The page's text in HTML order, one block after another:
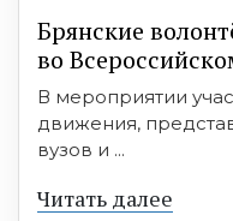
Брянские
во
В мероприятии
движения,
вузов и ...
Читать далее